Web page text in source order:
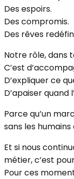
Des espoirs.
Des compromis.
Des rêves
Notre rôle, dans
C’est
D’expliquer ce
D’apaiser
Parce qu’un
sans les
Et si nous
métier, c’est
Pour ces